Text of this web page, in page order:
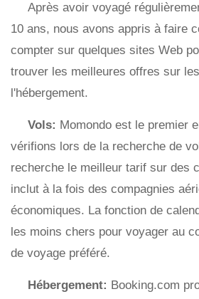
Après avoir voyagé
10 ans, nous avons appris à faire
compter sur quelques sites Web
trouver les meilleures offres sur
l'hébergement.
Vols: Momondo est le premier
vérifions lors de la recherche de
recherche le meilleur tarif sur des
inclut à la fois des compagnies
économiques. La fonction de
les moins chers pour voyager au
de voyage préféré.
Hébergement: Booking.com